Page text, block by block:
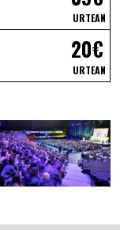
URTEAN
20€
URTEAN